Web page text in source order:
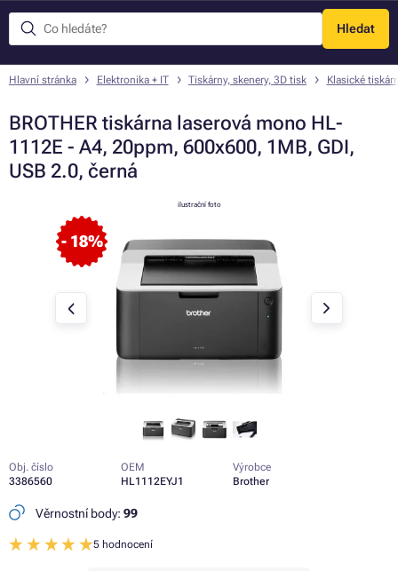
Hledat
Menu
Hlavní stránka Elektronika + IT Tiskárny, skenery, 3D tisk Klasické
BROTHER tiskárna laserová mono HL-
1112E - A4, 20ppm, 600x600, 1MB, GDI,
USB 2.0, černá
- 18%
ilustrační foto
Obj. číslo
3386560
OEM
HL1112EYJ1
Výrobce
Brother
Věrnostní body: 99
5 hodnocení